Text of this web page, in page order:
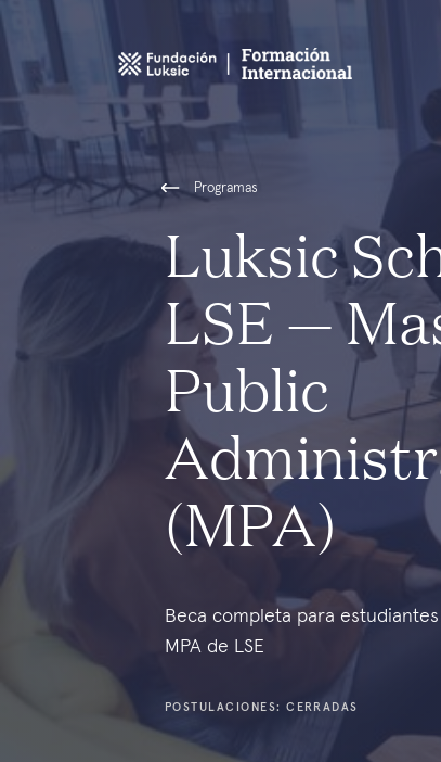
Programas
Luksic
LSE —
Public
(MPA)
Beca completa para
MPA de LSE
POSTULACIONES: CERRADAS